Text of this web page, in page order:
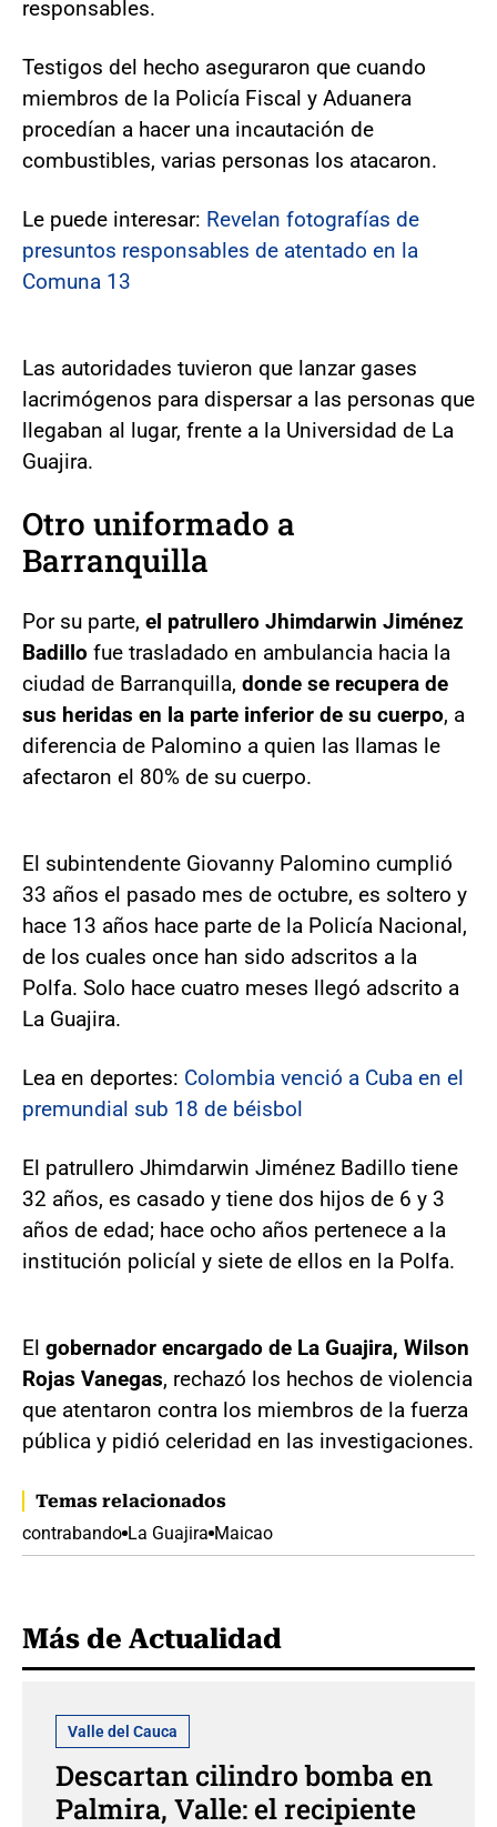
responsables.
Testigos del hecho aseguraron que cuando
miembros de la Policía Fiscal y Aduanera
procedían a hacer una incautación de
combustibles, varias personas los atacaron.
Le puede interesar: Revelan fotografías de
presuntos responsables de atentado en la
Comuna 13
Las autoridades tuvieron que lanzar gases
lacrimógenos para dispersar a las personas que
llegaban al lugar, frente a la Universidad de La
Guajira.
Otro uniformado a
Barranquilla
Por su parte, el patrullero Jhimdarwin Jiménez
Badillo fue trasladado en ambulancia hacia la
ciudad de Barranquilla, donde se recupera de
sus heridas en la parte inferior de su cuerpo, a
diferencia de Palomino a quien las llamas le
afectaron el 80% de su cuerpo.
El subintendente Giovanny Palomino cumplió
33 años el pasado mes de octubre, es soltero y
hace 13 años hace parte de la Policía Nacional,
de los cuales once han sido adscritos a la
Polfa. Solo hace cuatro meses llegó adscrito a
La Guajira.
Lea en deportes: Colombia venció a Cuba en el
premundial sub 18 de béisbol
El patrullero Jhimdarwin Jiménez Badillo tiene
32 años, es casado y tiene dos hijos de 6 y 3
años de edad; hace ocho años pertenece a la
institución policíal y siete de ellos en la Polfa.
El gobernador encargado de La Guajira, Wilson
Rojas Vanegas, rechazó los hechos de violencia
que atentaron contra los miembros de la fuerza
pública y pidió celeridad en las investigaciones.
Temas relacionados
contrabando La Guajira Maicao
Más de Actualidad
Valle del Cauca
Descartan cilindro bomba en
Palmira, Valle: el recipiente